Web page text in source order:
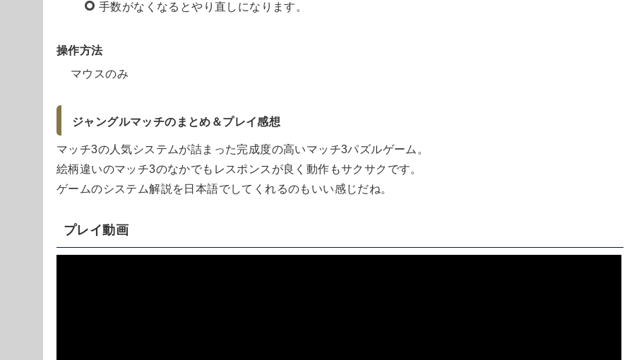
手数がなくなるとやり直しになります。
操作方法
マウスのみ
ジャングルマッチのまとめ＆プレイ感想
マッチ3の人気システムが詰まった完成度の高いマッチ3パズルゲーム。
絵柄違いのマッチ3のなかでもレスポンスが良く動作もサクサクです。
ゲームのシステム解説を日本語でしてくれるのもいい感じだね。
プレイ動画